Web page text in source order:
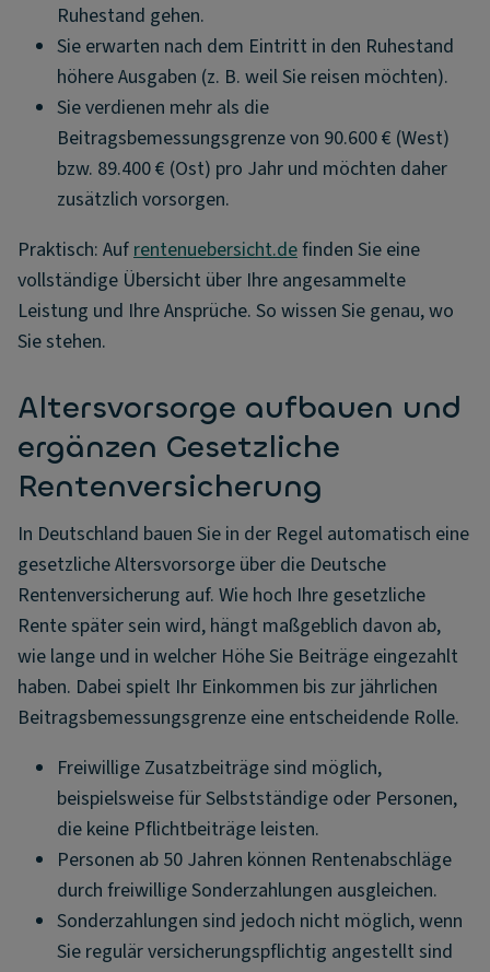
Ruhestand gehen.
Sie erwarten nach dem Eintritt in den Ruhestand
höhere Ausgaben (z. B. weil Sie reisen möchten).
Sie verdienen mehr als die
Beitragsbemessungsgrenze von 90.600 € (West)
bzw. 89.400 € (Ost) pro Jahr und möchten daher
zusätzlich vorsorgen.
Praktisch: Aufrentenuebersicht.definden Sie eine
vollständige Übersicht über Ihre angesammelte
Leistung und Ihre Ansprüche. So wissen Sie genau, wo
Sie stehen.
Altersvorsorge aufbauen und
ergänzen Gesetzliche
Rentenversicherung
In Deutschland bauen Sie in der Regel automatisch eine
gesetzliche Altersvorsorge über die Deutsche
Rentenversicherung auf. Wie hoch Ihre gesetzliche
Rente später sein wird, hängt maßgeblich davon ab,
wie lange und in welcher Höhe Sie Beiträge eingezahlt
haben. Dabei spielt Ihr Einkommen bis zur jährlichen
Beitragsbemessungsgrenze eine entscheidende Rolle.
Freiwillige Zusatzbeiträge sind möglich,
beispielsweise für Selbstständige oder Personen,
die keine Pflichtbeiträge leisten.
Personen ab 50 Jahren können Rentenabschläge
durch freiwillige Sonderzahlungen ausgleichen.
Sonderzahlungen sind jedoch nicht möglich, wenn
Sie regulär versicherungspflichtig angestellt sind